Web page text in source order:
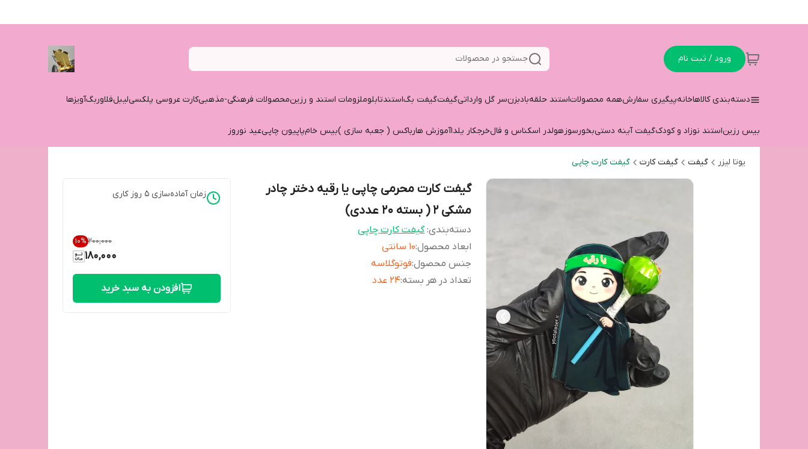
ورود / ثبت نام جستجو در محصولات
دسته‌بندی کالاهاخانهپیگیری سفارشهمه محصولاتاستند حلقهبادبزنسر گل وارداتیگیفتگیفت بگاستندتابلوملزومات استند و رزینمحصولات فرهنگی-مذهبیکارت عروسی پلکسیلیبلفلاوربگآویزها
بیس رزیناستند نوزاد و کودکگیفت آینه دستیبخورسوزهولدر اسکناس و فالخرجکار یلداآموزش هارباکس ( جعبه سازی )بیس خامپاپیون چاپیعید نوروز
یوتا لیزر گیفت گیفت کارت گیفت کارت چاپی
گیفت کارت محرمی چاپی یا رقیه دختر چادر
مشکی 2 ( بسته 20 عددی)
دسته‌بندی:گیفت کارت چاپی
ابعاد محصول:10 سانتی
جنس محصول:فوتوگلاسه
تعداد در هر بسته:24 عدد
زمان آماده‌سازی 5 روز کاری
۲۰۰٬۰۰۰ 10%
180,000
افزودن به سبد خرید